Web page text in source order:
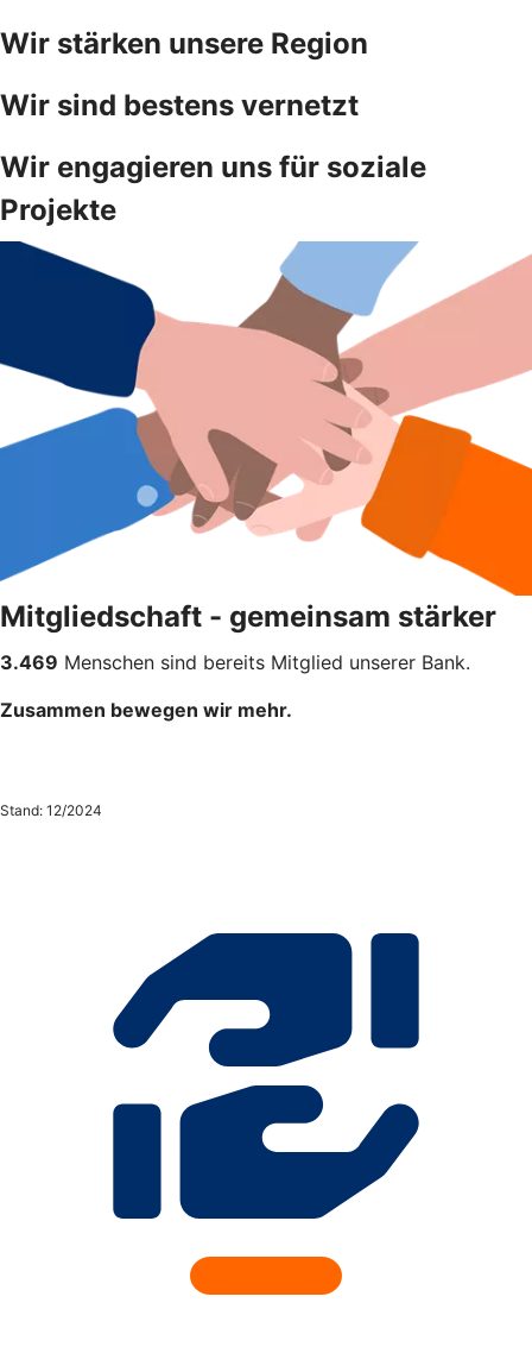
Wir stärken unsere Region
Wir sind bestens vernetzt
Wir engagieren uns für soziale
Projekte
Mitgliedschaft - gemeinsam stärker
3.469 Menschen sind bereits Mitglied unserer Bank.
Zusammen bewegen wir mehr.
Stand: 12/2024